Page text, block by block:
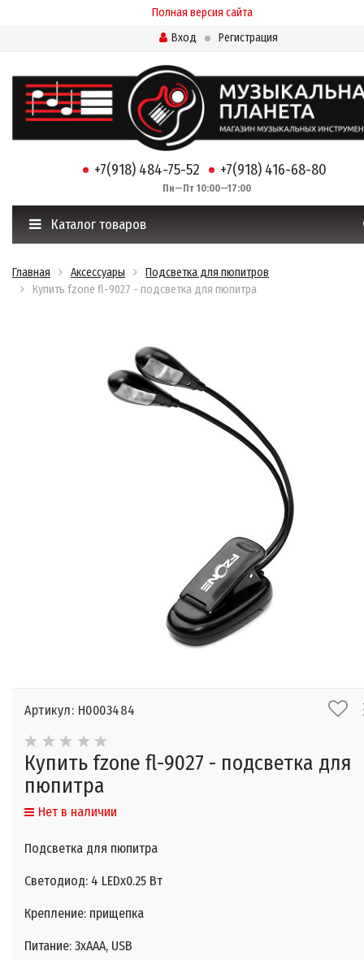
Полная версия сайта
Вход
Регистрация
+7(918) 484-75-52 +7(918) 416-68-80
Пн—Пт 10:00—17:00
Каталог товаров
Главная Аксессуары
Подсветка для пюпитров
Купить fzone fl-9027 - подсветка для пюпитра
Артикул: Н0003484
Купить fzone fl-9027 - подсветка для
пюпитра
Нет в наличии
Подсветка для пюпитра
Светодиод: 4 LEDx0.25 Вт
Крепление: прищепка
Питание: 3xAAA, USB